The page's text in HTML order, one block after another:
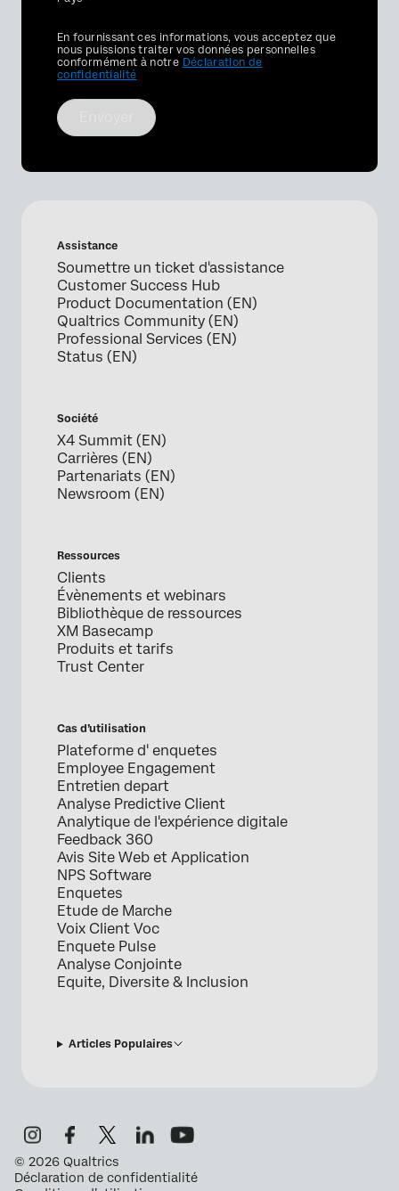
Privacy
Optin
En fournissant ces informations, vous acceptez que
nous puissions traiter vos données personnelles
conformément à notre Déclaration de
confidentialité
Assistance
Soumettre un ticket d'assistance
Customer Success Hub
Product Documentation (EN)
Qualtrics Community (EN)
Professional Services (EN)
Status (EN)
Société
X4 Summit (EN)
Carrières (EN)
Partenariats (EN)
Newsroom (EN)
Ressources
Clients
Évènements et webinars
Bibliothèque de ressources
XM Basecamp
Produits et tarifs
Trust Center
Cas d’utilisation
Plateforme d' enquetes
Employee Engagement
Entretien depart
Analyse Predictive Client
Analytique de l'expérience digitale
Feedback 360
Avis Site Web et Application
NPS Software
Enquetes
Etude de Marche
Voix Client Voc
Enquete Pulse
Analyse Conjointe
Equite, Diversite & Inclusion
Articles Populaires
© 2026 Qualtrics
Déclaration de confidentialité